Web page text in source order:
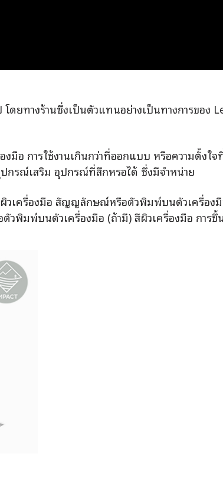
ยทางร้านซึ่งเป็นตัวแทนอย่างเป็นทางการของ
อ การใช้งานเกินกว่าที่ออกแบบ หรือความตั้งใจ
ปกรณ์เสริม อุปกรณ์ที่สึกหรอได้ ซึ่งมีจำหน่าย
วเครื่องมือ สัญญลักษณ์หรือตัวพิมพ์บนตัวเครื่อง
มพ์บนตัวเครื่องมือ (ถ้ามี) สีผิวเครื่องมือ การขึ้